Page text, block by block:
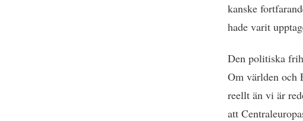
kanske
hade varit
Den politiska
Om världen och
reellt än vi är
att